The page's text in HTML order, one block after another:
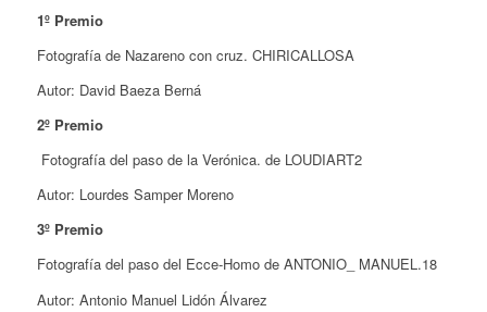
1º Premio
Fotografía de Nazareno con cruz. CHIRICALLOSA
Autor: David Baeza Berná
2º Premio
Fotografía del paso de la Verónica. de LOUDIART2
Autor: Lourdes Samper Moreno
3º Premio
Fotografía del paso del Ecce-Homo de ANTONIO_ MANUEL.18
Autor: Antonio Manuel Lidón Álvarez